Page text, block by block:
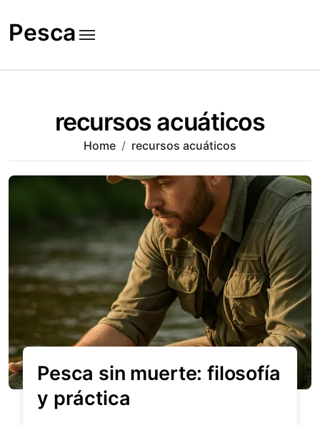
to
content
Pesca
recursos acuáticos
Home recursos acuáticos
Pesca sin muerte: filosofía
y práctica